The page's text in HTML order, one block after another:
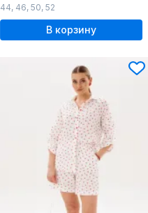
44, 46, 50, 52
В корзину